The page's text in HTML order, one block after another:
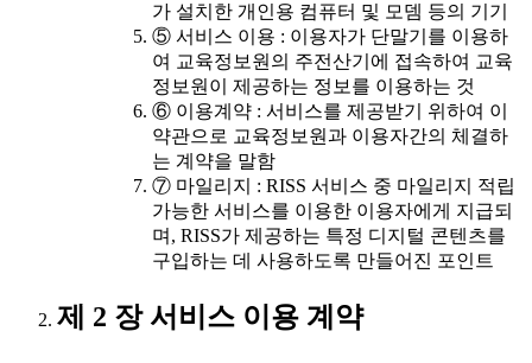
가 설치한 개인용 컴퓨터 및 모뎀 등의 기기
⑤ 서비스 이용 : 이용자가 단말기를 이용하
여 교육정보원의 주전산기에 접속하여 교육
정보원이 제공하는 정보를 이용하는 것
⑥ 이용계약 : 서비스를 제공받기 위하여 이
약관으로 교육정보원과 이용자간의 체결하
는 계약을 말함
⑦ 마일리지 : RISS 서비스 중 마일리지 적립
가능한 서비스를 이용한 이용자에게 지급되
며, RISS가 제공하는 특정 디지털 콘텐츠를
구입하는 데 사용하도록 만들어진 포인트
제 2 장 서비스 이용 계약